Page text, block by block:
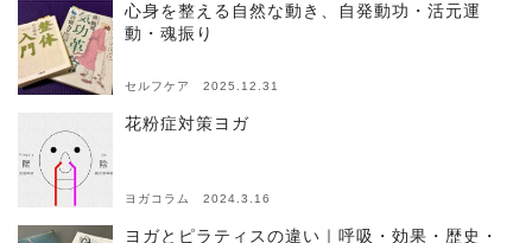
心身を整える自然な動き、自発動功・活元運
動・魂振り
セルフケア 2025.12.31
花粉症対策ヨガ
ヨガコラム 2024.3.16
ヨガとピラティスの違い｜呼吸・効果・歴史・